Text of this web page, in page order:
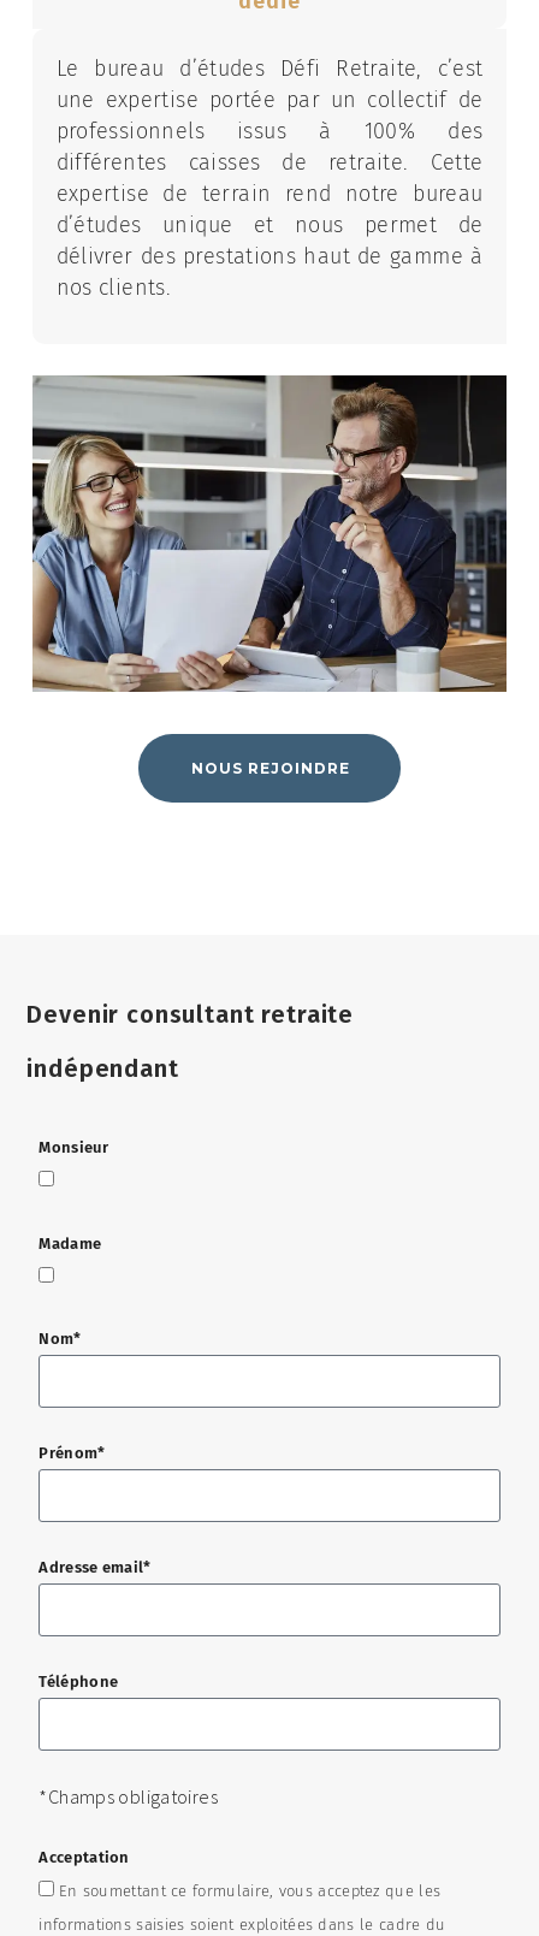
Le bureau d’études Défi Retraite, c’est
une expertise portée par un collectif de
professionnels issus à 100% des
différentes caisses de retraite. Cette
expertise de terrain rend notre bureau
d’études unique et nous permet de
délivrer des prestations haut de gamme à
nos clients.
NOUS REJOINDRE
Devenir consultant retraite
indépendant
Monsieur
Madame
Nom*
Prénom*
Adresse email*
Téléphone
*Champs obligatoires
Acceptation
En soumettant ce formulaire, vous acceptez que les
informations saisies soient exploitées dans le cadre du